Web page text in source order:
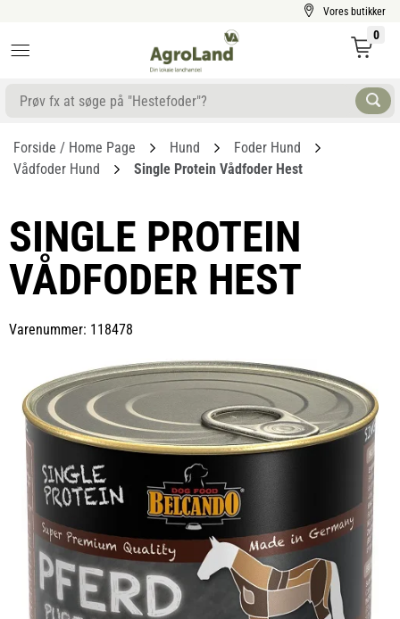
Vores butikker
0
Forside / Home Page Hund
Foder Hund
Vådfoder Hund
Single Protein Vådfoder Hest
SINGLE PROTEIN
VÅDFODER HEST
Varenummer: 118478